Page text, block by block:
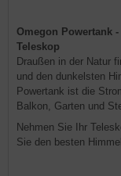
Omegon Powertank
Teleskop
Draußen in der Natur
und den dunkelsten
Powertank ist die
Balkon, Garten und
Nehmen Sie Ihr
Sie den besten